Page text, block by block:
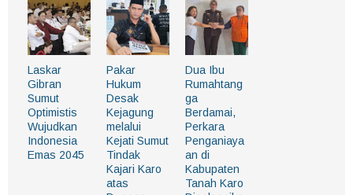
Laskar
Gibran
Sumut
Optimistis
Wujudkan
Indonesia
Emas 2045
Pakar
Hukum
Desak
Kejagung
melalui
Kejati Sumut
Tindak
Kajari Karo
atas
Dua Ibu
Rumahtang
ga
Berdamai,
Perkara
Penganiaya
an di
Kabupaten
Tanah Karo